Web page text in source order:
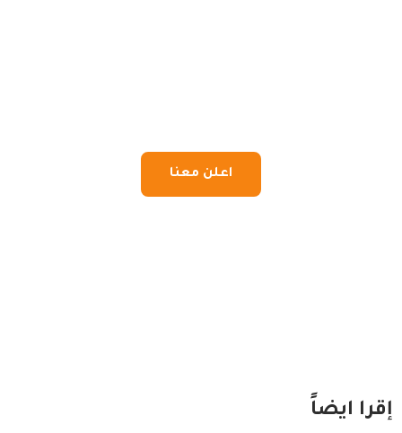
اعلن معنا
إقرا ايضاً